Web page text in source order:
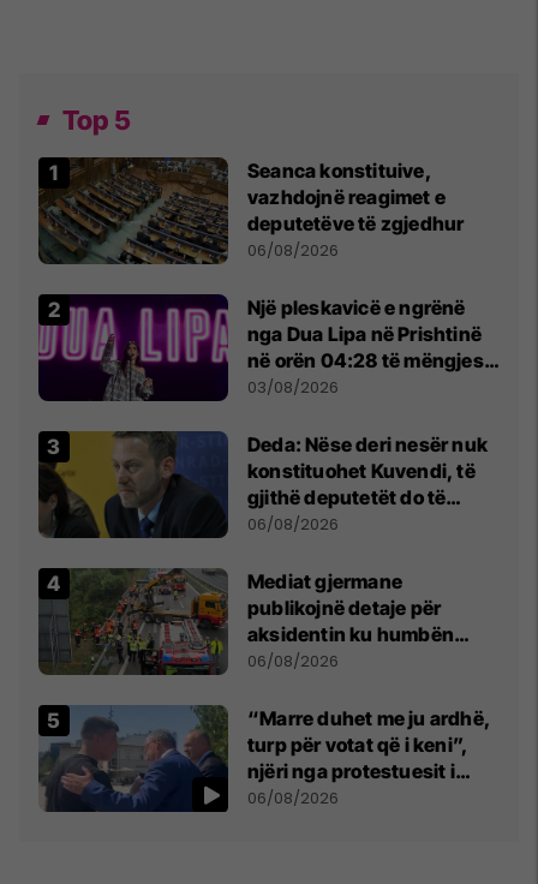
Top 5
Seanca konstituive,
vazhdojnë reagimet e
deputetëve të zgjedhur
06/08/2026
Një pleskavicë e ngrënë
nga Dua Lipa në Prishtinë
në orën 04:28 të mëngjesit
- dhe bota digjitale serbe
03/08/2026
Deda: Nëse deri nesër nuk
konstituohet Kuvendi, të
gjithë deputetët do të
bëjnë shkelje të rëndë
06/08/2026
Mediat gjermane
publikojnë detaje për
aksidentin ku humbën
jetën tre mërgimtarë nga
06/08/2026
“Marre duhet me ju ardhë,
turp për votat që i keni”,
njëri nga protestuesit i
drejtohet Bedri Hamzës
06/08/2026